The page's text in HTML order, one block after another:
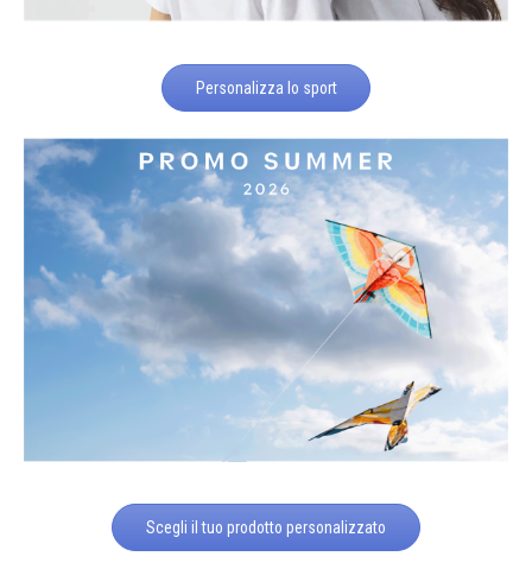
Personalizza lo sport
Scegli il tuo prodotto personalizzato